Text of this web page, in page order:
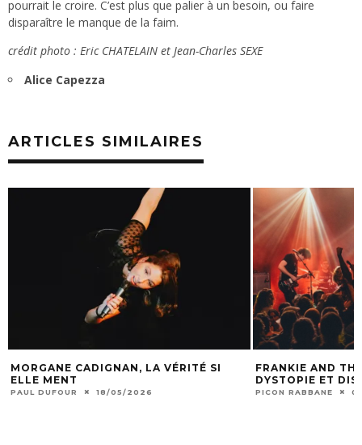
pourrait le croire. C’est plus que palier à un besoin, ou faire
disparaître le manque de la faim.
crédit photo : Eric CHATELAIN et Jean-Charles SEXE
Alice Capezza
ARTICLES SIMILAIRES
MORGANE CADIGNAN, LA VÉRITÉ SI
ELLE MENT
PAUL DUFOUR 18/05/2026
FRANKIE AND
DYSTOPIE ET
PICON RABBANE